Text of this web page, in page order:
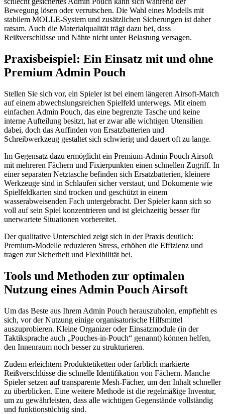
Bewegung lösen oder verrutschen. Die Wahl eines Modells mit
stabilem MOLLE-System und zusätzlichen Sicherungen ist daher
ratsam. Auch die Materialqualität trägt dazu bei, dass
Reißverschlüsse und Nähte nicht unter Belastung versagen.
Praxisbeispiel: Ein Einsatz mit und ohne
Premium Admin Pouch
Stellen Sie sich vor, ein Spieler ist bei einem längeren Airsoft-Match
auf einem abwechslungsreichen Spielfeld unterwegs. Mit einem
einfachen Admin Pouch, das eine begrenzte Tasche und keine
interne Aufteilung besitzt, hat er zwar alle wichtigen Utensilien
dabei, doch das Auffinden von Ersatzbatterien und
Schreibwerkzeug gestaltet sich schwierig und dauert oft zu lange.
Im Gegensatz dazu ermöglicht ein Premium-Admin Pouch Airsoft
mit mehreren Fächern und Fixierpunkten einen schnellen Zugriff. In
einer separaten Netztasche befinden sich Ersatzbatterien, kleinere
Werkzeuge sind in Schlaufen sicher verstaut, und Dokumente wie
Spielfeldkarten sind trocken und geschützt in einem
wasserabweisenden Fach untergebracht. Der Spieler kann sich so
voll auf sein Spiel konzentrieren und ist gleichzeitig besser für
unerwartete Situationen vorbereitet.
Der qualitative Unterschied zeigt sich in der Praxis deutlich:
Premium-Modelle reduzieren Stress, erhöhen die Effizienz und
tragen zur Sicherheit und Flexibilität bei.
Tools und Methoden zur optimalen
Nutzung eines Admin Pouch Airsoft
Um das Beste aus Ihrem Admin Pouch herauszuholen, empfiehlt es
sich, vor der Nutzung einige organisatorische Hilfsmittel
auszuprobieren. Kleine Organizer oder Einsatzmodule (in der
Taktiksprache auch „Pouches-in-Pouch“ genannt) können helfen,
den Innenraum noch besser zu strukturieren.
Zudem erleichtern Produktetiketten oder farblich markierte
Reißverschlüsse die schnelle Identifikation von Fächern. Manche
Spieler setzen auf transparente Mesh-Fächer, um den Inhalt schneller
zu überblicken. Eine weitere Methode ist die regelmäßige Inventur,
um zu gewährleisten, dass alle wichtigen Gegenstände vollständig
und funktionstüchtig sind.